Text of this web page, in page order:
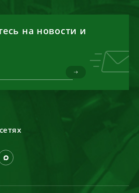
на новости и